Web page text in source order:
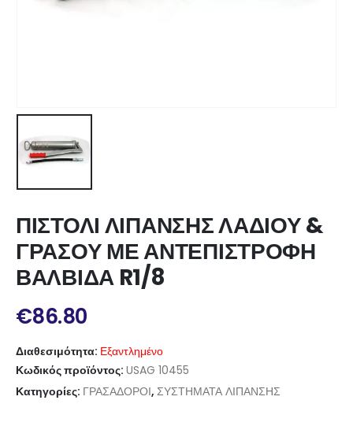
ΠΙΣΤΟΛΙ ΛΙΠΑΝΣΗΣ ΛΑΔΙΟΥ &
ΓΡΑΣΟΥ ΜΕ ΑΝΤΕΠΙΣΤΡΟΦΗ
ΒΑΛΒΙΔΑ R1/8
€86.80
Διαθεσιμότητα: Εξαντλημένο
Κωδικός προϊόντος: USAG 10455
Κατηγορίες: ΓΡΑΣΑΔΟΡΟΙ, ΣΥΣΤΗΜΑΤΑ ΛΙΠΑΝΣΗΣ